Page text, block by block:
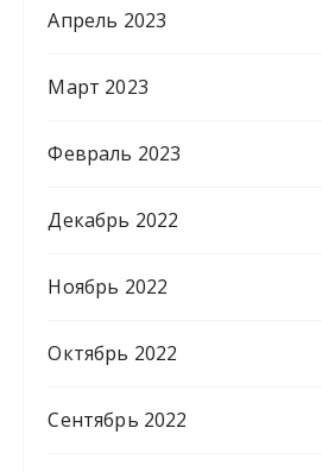
Апрель 2023
Март 2023
Февраль 2023
Декабрь 2022
Ноябрь 2022
Октябрь 2022
Сентябрь 2022